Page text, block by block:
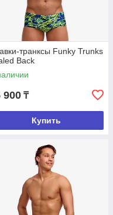
транксы Funky Trunks
Back
900 ₸
Купить